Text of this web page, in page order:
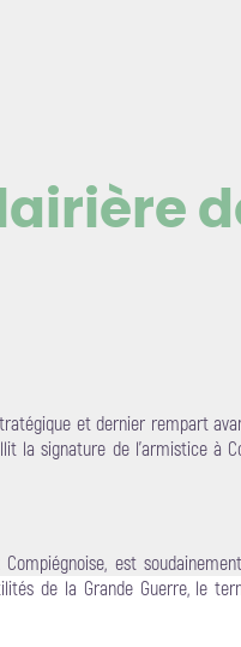
et dernier rempart
la signature de l’armistice à
est
de la Grande Guerre, le